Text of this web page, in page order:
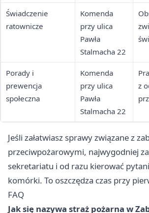
Świadczenie
ratownicze
Komenda
przy ulica
Pawła
Stalmacha 22
Porady i
prewencja
społeczna
Komenda
przy ulica
Pawła
Stalmacha 22
z
Jeśli załatwiasz sprawy związane z
przeciwpożarowymi, najwygodniej
sekretariatu i od razu kierować
komórki. To oszczędza czas przy
FAQ
Jak się nazywa straż pożarna w